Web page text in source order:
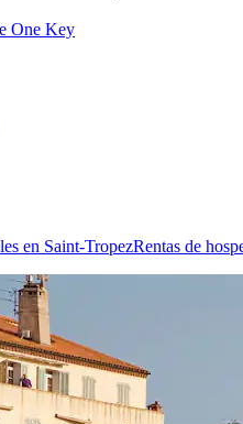
One Key
en Saint-TropezRentas de